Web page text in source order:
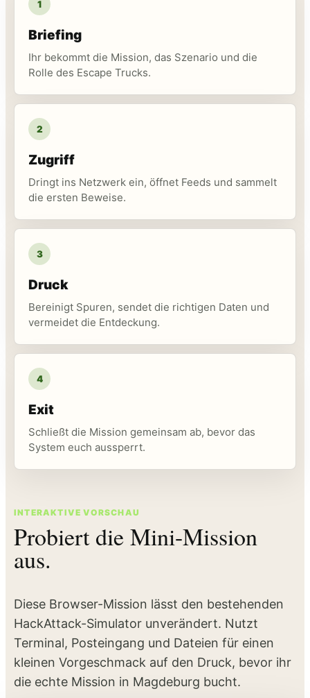
1
Briefing
Ihr bekommt die Mission, das Szenario und die
Rolle des Escape Trucks.
2
Zugriff
Dringt ins Netzwerk ein, öffnet Feeds und sammelt
die ersten Beweise.
3
Druck
Bereinigt Spuren, sendet die richtigen Daten und
vermeidet die Entdeckung.
4
Exit
Schließt die Mission gemeinsam ab, bevor das
System euch aussperrt.
INTERAKTIVE VORSCHAU
Probiert die Mini-Mission
aus.
Diese Browser-Mission lässt den bestehenden
HackAttack-Simulator unverändert. Nutzt
Terminal, Posteingang und Dateien für einen
kleinen Vorgeschmack auf den Druck, bevor ihr
die echte Mission in Magdeburg bucht.